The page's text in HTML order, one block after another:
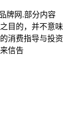
牌网 .部分内容
目的，并不意味
消费指导与投资
信告